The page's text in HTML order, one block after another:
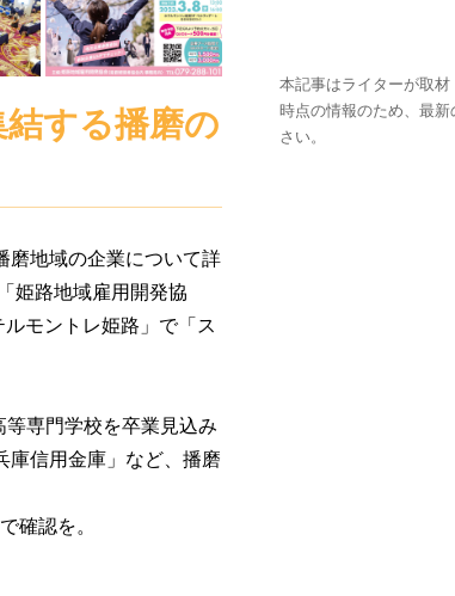
する播磨の
磨地域の企業について詳
姫路地域雇用開発協
モントレ姫路」で「ス
専門学校を卒業見込み
庫信用金庫」など、播磨
確認を。
本記事はライターが取
時点の情報のため、最
さい。